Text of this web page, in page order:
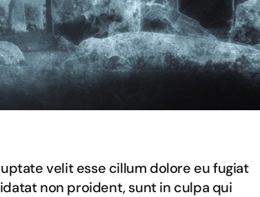
velit esse cillum dolore eu fugiat
non proident, sunt in culpa qui